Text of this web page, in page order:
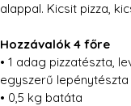
alappal. Kicsit pizza,
Hozzávalók 4 főre
• 1 adag pizzatészta,
egyszerű lepénytészta
• 0,5 kg batáta